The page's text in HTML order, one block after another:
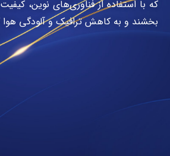
نوین، کیفیت زندگی شهری را بهبود
و آلودگی هوا کمک کنند.